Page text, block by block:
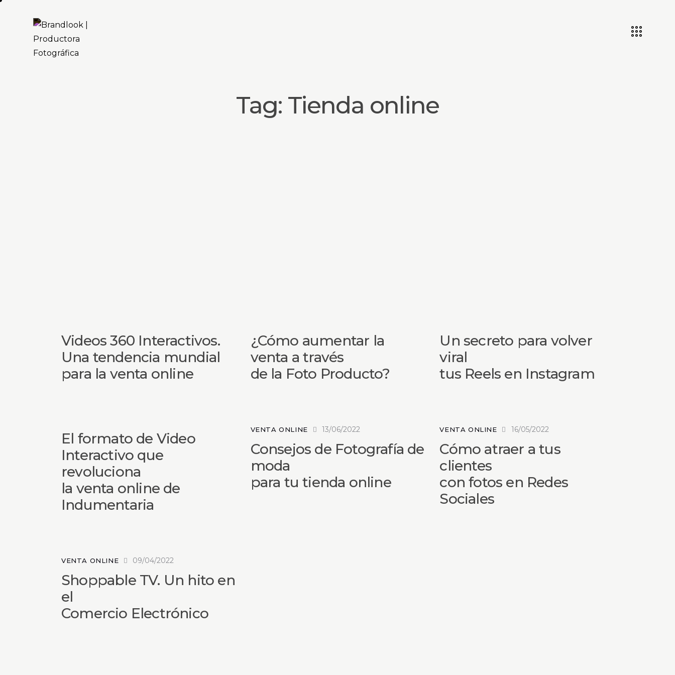
Tag: Tienda online
Videos 360 Interactivos.
Una tendencia mundial
para la venta online
¿Cómo aumentar la
venta a través
de la Foto Producto?
Un secreto para volver
viral
tus Reels en Instagram
El formato de Video
Interactivo que
revoluciona
la venta online de
Indumentaria
VENTA ONLINE 13/06/2022
Consejos de Fotografía de
moda
para tu tienda online
VENTA ONLINE 16/05/2022
Cómo atraer a tus
clientes
con fotos en Redes
Sociales
VENTA ONLINE 09/04/2022
Shoppable TV. Un hito en
el
Comercio Electrónico